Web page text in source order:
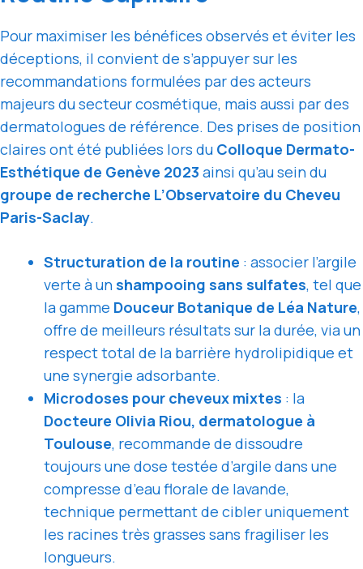
Pour maximiser les bénéfices observés et éviter les
déceptions, il convient de s’appuyer sur les
recommandations formulées par des acteurs
majeurs du secteur cosmétique, mais aussi par des
dermatologues de référence. Des prises de position
claires ont été publiées lors du Colloque Dermato-
Esthétique de Genève 2023 ainsi qu’au sein du
groupe de recherche L’Observatoire du Cheveu
Paris-Saclay.
Structuration de la routine : associer l’argile
verte à un shampooing sans sulfates, tel que
la gamme Douceur Botanique de Léa Nature,
offre de meilleurs résultats sur la durée, via un
respect total de la barrière hydrolipidique et
une synergie adsorbante.
Microdoses pour cheveux mixtes : la
Docteure Olivia Riou, dermatologue à
Toulouse, recommande de dissoudre
toujours une dose testée d’argile dans une
compresse d’eau florale de lavande,
technique permettant de cibler uniquement
les racines très grasses sans fragiliser les
longueurs.